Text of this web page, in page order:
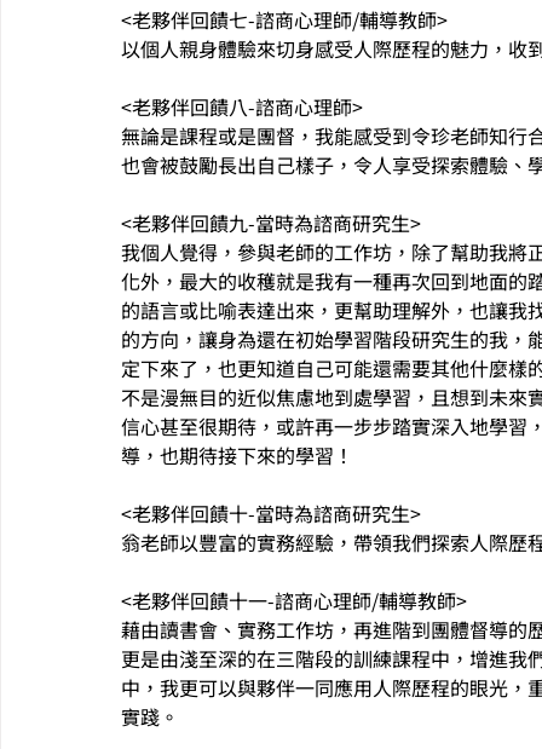
<老夥伴回饋七-諮商心理師/輔導教師>
以個人親身體驗來切身感受人際歷程的魅力，
<老夥伴回饋八-諮商心理師>
無論是課程或是團督，我能感受到令珍老師知
也會被鼓勵長出自己樣子，令人享受探索體驗、
<老夥伴回饋九-當時為諮商研究生>
我個人覺得，參與老師的工作坊，除了幫助我
化外，最大的收穫就是我有一種再次回到地面
的語言或比喻表達出來，更幫助理解外，也讓
的方向，讓身為還在初始學習階段研究生的我
定下來了，也更知道自己可能還需要其他什麼
不是漫無目的近似焦慮地到處學習，且想到未
信心甚至很期待，或許再一步步踏實深入地學
導，也期待接下來的學習！
<老夥伴回饋十-當時為諮商研究生>
翁老師以豐富的實務經驗，帶領我們探索人際
<老夥伴回饋十一-諮商心理師/輔導教師>
藉由讀書會、實務工作坊，再進階到團體督導
更是由淺至深的在三階段的訓練課程中，增進
中，我更可以與夥伴一同應用人際歷程的眼光
實踐。